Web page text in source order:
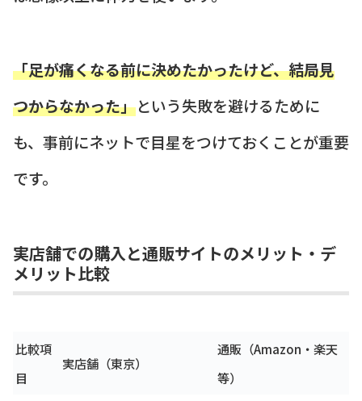
「足が痛くなる前に決めたかったけど、結局見
つからなかった」という失敗を避けるために
も、事前にネットで目星をつけておくことが重要
です。
実店舗での購入と通販サイトのメリット・デ
メリット比較
比較項
目
実店舗（東京）
通販（Amazon・楽天
等）